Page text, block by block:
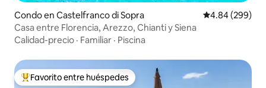
Condo en Castelfranco di Sopra Calificación
4.84 (299)
Casa entre Florencia, Arezzo, Chianti y Siena
Calidad-precio · Familiar · Piscina
Favorito entre huéspedes preferido
Favorito entre huéspedes